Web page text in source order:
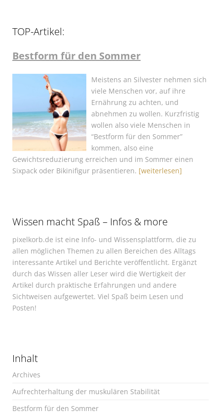
TOP-Artikel:
Bestform für den Sommer
Meistens an Silvester nehmen sich
viele Menschen vor, auf ihre
Ernährung zu achten, und
abnehmen zu wollen. Kurzfristig
wollen also viele Menschen in
“Bestform für den Sommer”
kommen, also eine
Gewichtsreduzierung erreichen und im Sommer einen
Sixpack oder Bikinifigur präsentieren. [weiterlesen]
Wissen macht Spaß – Infos & more
pixelkorb.de ist eine Info- und Wissensplattform, die zu
allen möglichen Themen zu allen Bereichen des Alltags
interessante Artikel und Berichte veröffentlicht. Ergänzt
durch das Wissen aller Leser wird die Wertigkeit der
Artikel durch praktische Erfahrungen und andere
Sichtweisen aufgewertet. Viel Spaß beim Lesen und
Posten!
Inhalt
Archives
Aufrechterhaltung der muskulären Stabilität
Bestform für den Sommer